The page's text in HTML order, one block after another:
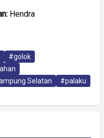
Hendra
#golok
Selatan
#palaku